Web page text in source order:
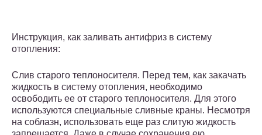
Инструкция, как заливать антифриз в систему
отопления:
Слив старого теплоносителя. Перед тем, как закачать
жидкость в систему отопления, необходимо
освободить ее от старого теплоносителя. Для этого
используются специальные сливные краны. Несмотря
на соблазн, использовать еще раз слитую жидкость